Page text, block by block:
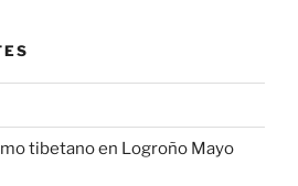
tibetano en Logroño Mayo